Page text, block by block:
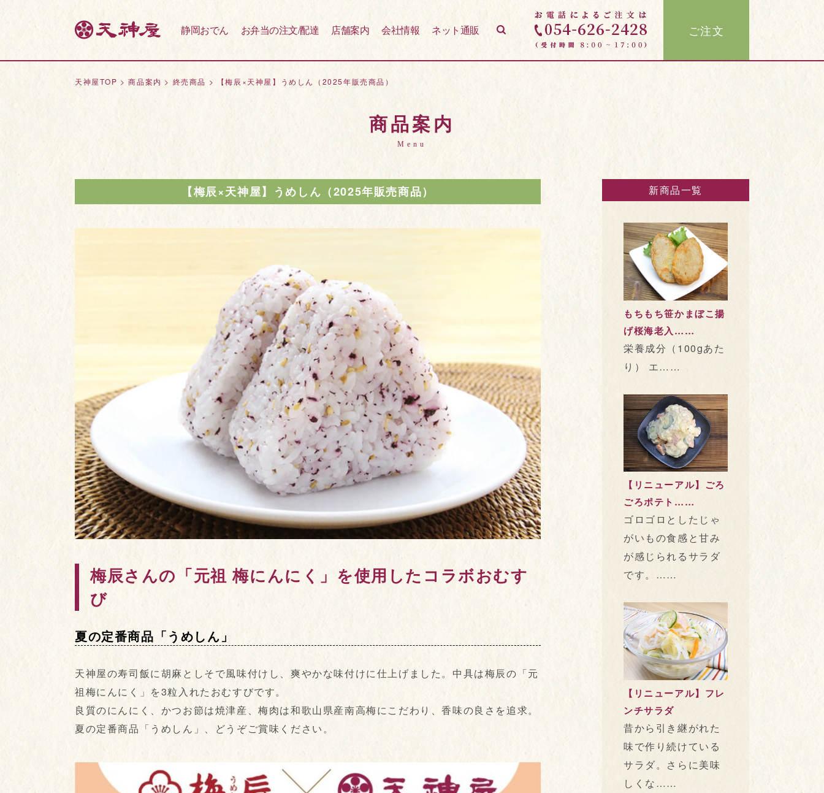
静岡おでん お弁当の注文/配達 店舗案内 会社情報 ネット通販 ご注文
天神屋TOP >商品案内 > 終売商品 > 【梅辰×天神屋】うめしん（2025年販売商品）
商品案内
Menu
【梅辰×天神屋】うめしん（2025年販売商品）
梅辰さんの「元祖 梅にんにく」を使用したコラボおむす
び
夏の定番商品「うめしん」
天神屋の寿司飯に胡麻としそで風味付けし、爽やかな味付けに仕上げました。中具は梅辰の「元
祖梅にんにく」を3粒入れたおむすびです。
良質のにんにく、かつお節は焼津産、梅肉は和歌山県産南高梅にこだわり、香味の良さを追求。
夏の定番商品「うめしん」、どうぞご賞味ください。
新商品一覧
もちもち笹かまぼこ揚
げ桜海老入……
栄養成分（100gあた
り） エ……
【リニューアル】ごろ
ごろポテト……
ゴロゴロとしたじゃ
がいもの食感と甘み
が感じられるサラダ
です。……
【リニューアル】フレ
ンチサラダ
昔から引き継がれた
味で作り続けている
サラダ。さらに美味
しくな……